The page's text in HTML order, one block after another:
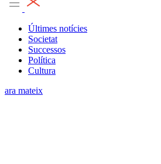
Últimes notícies
Societat
Successos
Política
Cultura
ara mateix